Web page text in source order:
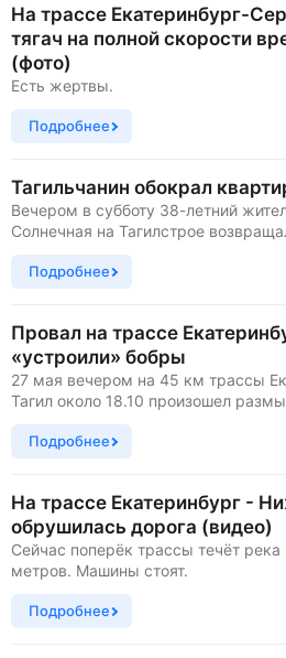
На трассе Екатеринбург-
тягач на полной скорости
(фото)
Есть жертвы.
Подробнее
Тагильчанин обокрал
Вечером в субботу 38-летний
Солнечная на Тагилстрое
Подробнее
Провал на трассе
«устроили» бобры
27 мая вечером на 45 км трассы
Тагил около 18.10 произошел
Подробнее
На трассе Екатеринбург -
обрушилась дорога (видео)
Сейчас поперёк трассы течёт
метров. Машины стоят.
Подробнее